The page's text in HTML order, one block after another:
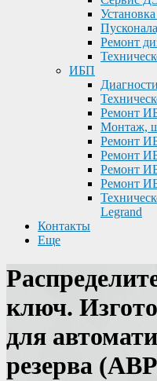
Ремонт
ИБП
Ремонт
Монтаж,
Ремонт
Ремонт
Ремонт
Ремонт
Legrand
Контакты
Еще
ключ.
для
резерва